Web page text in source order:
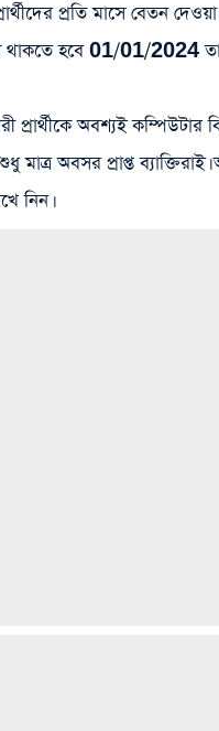
প্রতি মাসে বেতন
হবে 01/01/2024
অবশ্যই কম্পিউটার
অবসর প্রাপ্ত
নিন।